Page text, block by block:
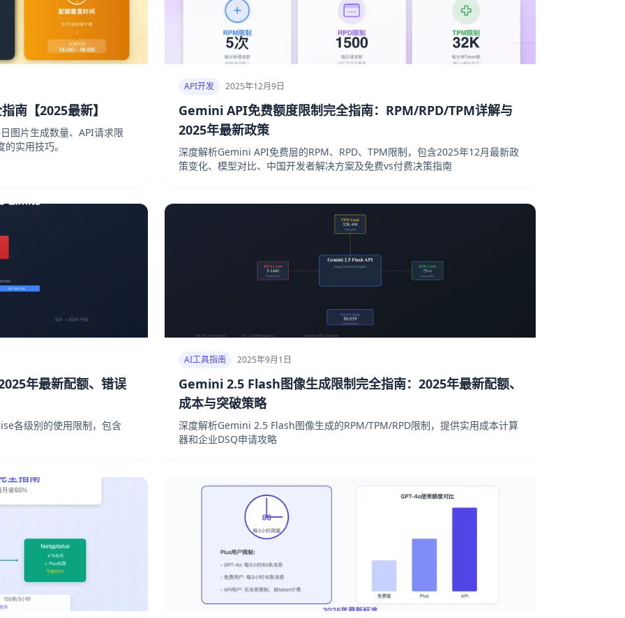
南【2025最新】
图片生成数量、API请求限
实用技巧。
API开发 2025年12月9日
Gemini API免费额度限制完全指南：RPM/RPD/TPM详解与
2025年最新政策
深度解析Gemini API免费层的RPM、RPD、TPM限制，包含2025年12月最新政
策变化、模型对比、中国开发者解决方案及免费vs付费决策指南
年最新配额、错误
各级别的使用限制，包含
AI工具指南 2025年9月1日
Gemini 2.5 Flash图像生成限制完全指南：2025年最新配额、
成本与突破策略
深度解析Gemini 2.5 Flash图像生成的RPM/TPM/RPD限制，提供实用成本计算
器和企业DSQ申请攻略